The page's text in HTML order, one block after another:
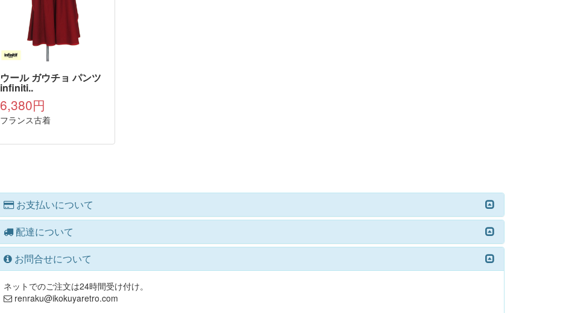
ウール ガウチョ パンツ
infiniti..
6,380円
フランス古着
お支払いについて
配達について
お問合せについて
ネットでのご注文は24時間受け付け。
renraku@ikokuyaretro.com